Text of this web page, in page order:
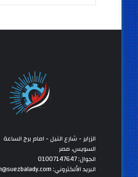
الزراير - شارع النيل - امام برج الساعة
السويس، مصر
الجوال: 01007147647
البريد الألكتروني: admin@suezbalady.com